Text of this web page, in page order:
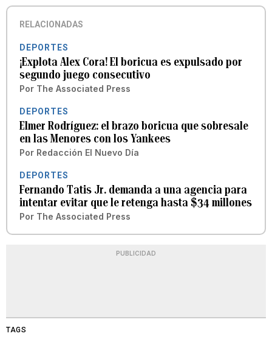
RELACIONADAS
DEPORTES
¡Explota Alex Cora! El boricua es expulsado por
segundo juego consecutivo
Por The Associated Press
DEPORTES
Elmer Rodríguez: el brazo boricua que sobresale
en las Menores con los Yankees
Por Redacción El Nuevo Día
DEPORTES
Fernando Tatis Jr. demanda a una agencia para
intentar evitar que le retenga hasta $34 millones
Por The Associated Press
PUBLICIDAD
TAGS